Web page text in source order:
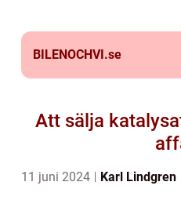
BILENOCHVI.se
Att sälja
11 juni 2024 Karl Lindgren